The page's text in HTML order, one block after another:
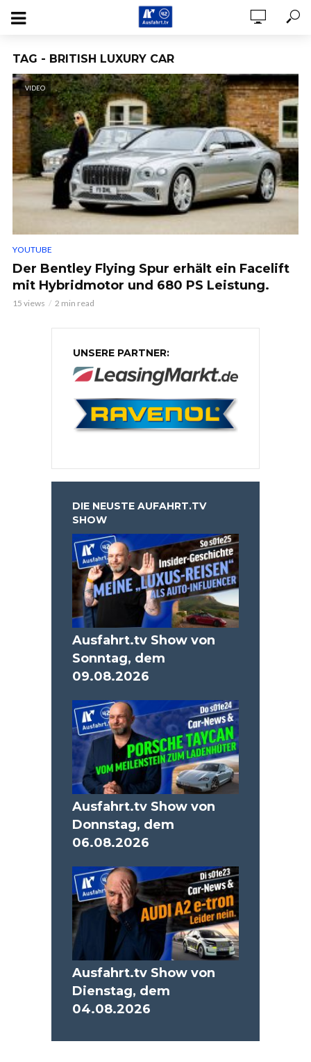
TAG - BRITISH LUXURY CAR
VIDEO
YOUTUBE
Der Bentley Flying Spur erhält ein Facelift
mit Hybridmotor und 680 PS Leistung.
15 views 2 min read
UNSERE PARTNER:
DIE NEUSTE AUFAHRT.TV
SHOW
Ausfahrt.tv Show von
Sonntag, dem
09.08.2026
Ausfahrt.tv Show von
Donnstag, dem
06.08.2026
Ausfahrt.tv Show von
Dienstag, dem
04.08.2026